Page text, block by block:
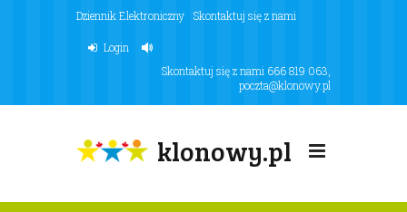
Dziennik Elektroniczny Skontaktuj się z nami
Login
Skontaktuj się z nami 666 819 063
poczta@klonowy.pl
klonowy.pl